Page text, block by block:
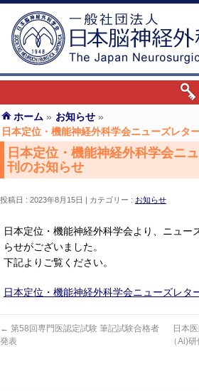
ホーム » お知らせ »
日本定位・機能神経外科学会ニューズレタ
日本定位・機能神経外科学会ニ
刊のお知らせ
投稿日 : 2023年8月15日 カテゴリー : お知らせ
日本定位・機能神経外科学会より、ニュー
らせがございました。
下記よりご覧ください。
日本定位・機能神経外科学会ニューズレタ
← 第58回専門医認定試験 筆記試験合格者
発表
日本
（Ai)